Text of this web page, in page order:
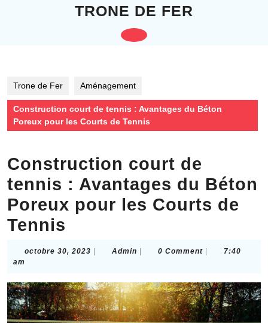
TRONE DE FER
Open
Trone de Fer Aménagement
Construction court de tennis : Avantages du Béton
Poreux pour les Courts de Tennis
Construction court de
tennis : Avantages du Béton
Poreux pour les Courts de
Tennis
octobre 30, 2023 octobreAdmin Admin0 Comment
7:40
am